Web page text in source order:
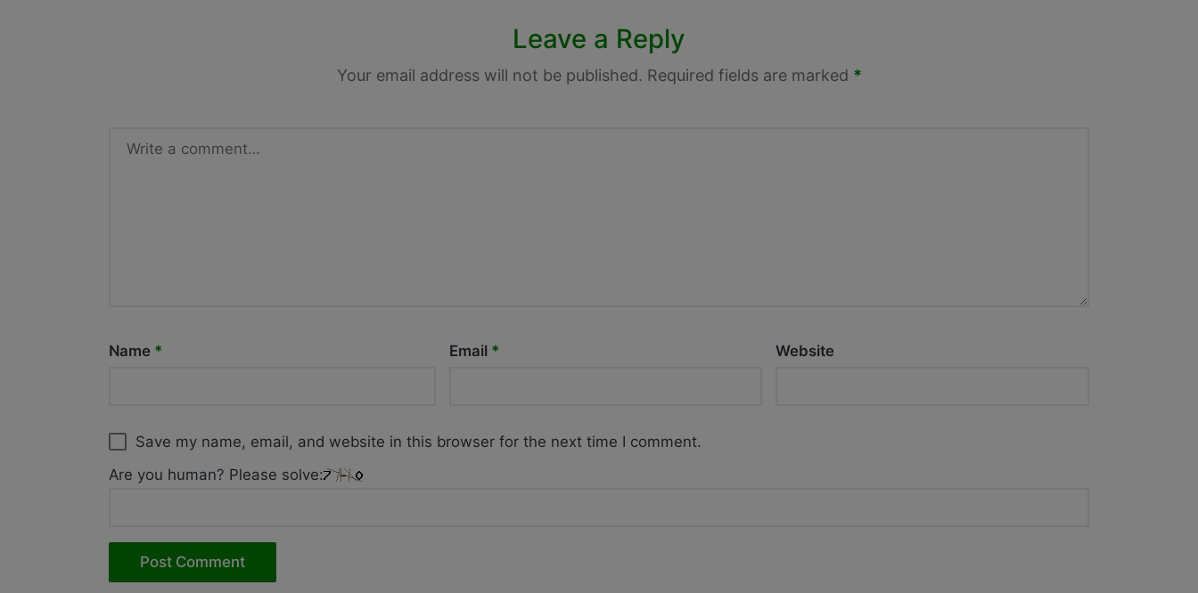
Leave a Reply
Your email address will not be published. Required fields are marked *
Name * Email * Website
Save my name, email, and website in this browser for the next time I comment.
Are you human? Please solve: